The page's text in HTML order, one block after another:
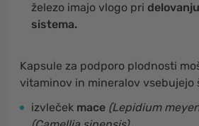
železo imajo vlogo pri
sistema.
Kapsule za podporo plodnosti
vitaminov in mineralov vsebujejo
izvleček mace (Lepidium